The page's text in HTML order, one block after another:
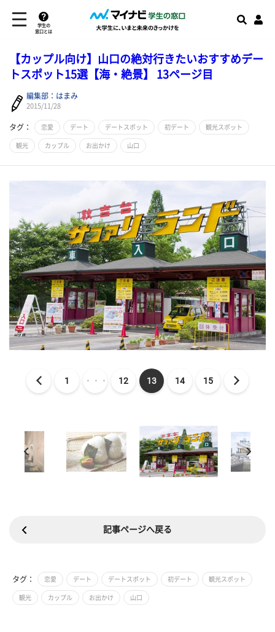
学生の
窓口とは
【カップル向け】山口の絶対行きたいおすすめデー
トスポット15選【海・絶景】 13ページ目
編集部：はまみ
2015/11/28
タグ： 恋愛 デート デートスポット 初デート 観光スポット
観光 カップル お出かけ 山口
1 ・・・ 12 13 14 15
記事ページへ戻る
タグ： 恋愛 デート デートスポット 初デート 観光スポット
観光 カップル お出かけ 山口